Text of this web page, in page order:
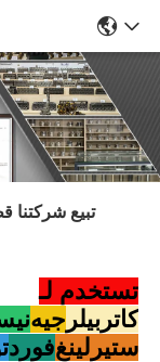
تبيع شركتنا
تستخدم لـ
كاتربيلر جيه
فوردستيرلينغ